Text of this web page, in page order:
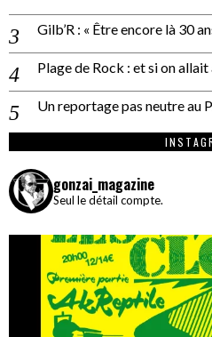
Gilb’R : « Être encore là 30
Plage de Rock : et si on allait
Un reportage pas neutre au
gonzai_magazine
Seul le détail compte.